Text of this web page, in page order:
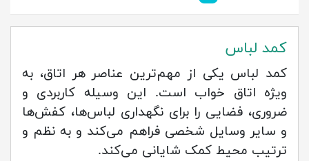
کمد لباس
کمد لباس یکی از مهم‌ترین عناصر هر اتاق، به
ویژه اتاق خواب است. این وسیله کاربردی و
ضروری، فضایی را برای نگهداری لباس‌ها، کفش‌ها
و سایر وسایل شخصی فراهم می‌کند و به نظم و
ترتیب محیط کمک شایانی می‌کند.